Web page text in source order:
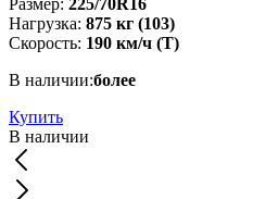
Размер: 225/70R16
Нагрузка: 875 кг (103)
Скорость: 190 км/ч (Т)
В наличии:более
Купить
В наличии